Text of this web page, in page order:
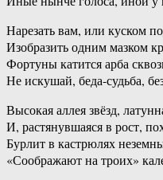
Нарезать вам, или куском
Изобразить одним мазком
Фортуны катится арба
Не искушай, беда-судьба,
Высокая аллея звёзд,
И, растянувшаяся в рост,
Бурлит в кастрюлях
«Соображают на троих»